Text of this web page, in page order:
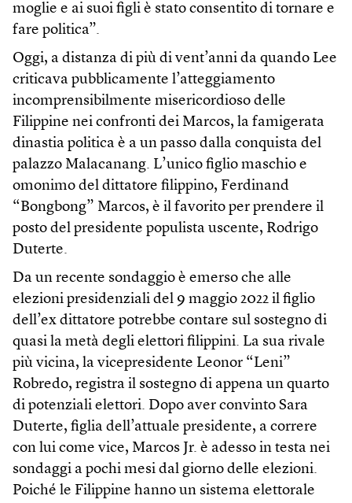
moglie e ai suoi figli è stato consentito di tornare e
fare politica”.
Oggi, a distanza di più di vent’anni da quando Lee
criticava pubblicamente l’atteggiamento
incomprensibilmente misericordioso delle
Filippine nei confronti dei Marcos, la famigerata
dinastia politica è a un passo dalla conquista del
palazzo Malacanang. L’unico figlio maschio e
omonimo del dittatore filippino, Ferdinand
“Bongbong” Marcos, è il favorito per prendere il
posto del presidente populista uscente, Rodrigo
Duterte.
Da un recente sondaggio è emerso che alle
elezioni presidenziali del 9 maggio 2022 il figlio
dell’ex dittatore potrebbe contare sul sostegno di
quasi la metà degli elettori filippini. La sua rivale
più vicina, la vicepresidente Leonor “Leni”
Robredo, registra il sostegno di appena un quarto
di potenziali elettori. Dopo aver convinto Sara
Duterte, figlia dell’attuale presidente, a correre
con lui come vice, Marcos Jr. è adesso in testa nei
sondaggi a pochi mesi dal giorno delle elezioni.
Poiché le Filippine hanno un sistema elettorale